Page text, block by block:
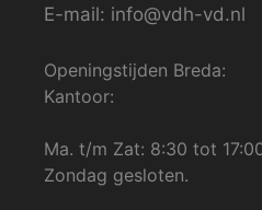
E-mail: info@vdh-vd.nl
Openingstijden Breda:
Kantoor:
Ma. t/m Zat: 8:30 tot
Zondag gesloten.